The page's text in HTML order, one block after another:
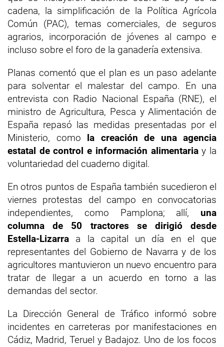
cadena, la simplificación de la Política Agrícola
Común (PAC), temas comerciales, de seguros
agrarios, incorporación de jóvenes al campo e
incluso sobre el foro de la ganadería extensiva.
Planas comentó que el plan es un paso adelante
para solventar el malestar del campo. En una
entrevista con Radio Nacional España (RNE), el
ministro de Agricultura, Pesca y Alimentación de
España repasó las medidas presentadas por el
Ministerio, como la creación de una agencia
estatal de control e información alimentariay la
voluntariedad del cuaderno digital.
En otros puntos de España también sucedieron el
viernes protestas del campo en convocatorias
independientes, como Pamplona; allí, una
columna de 50 tractores se dirigió desde
Estella-Lizarra a la capital un día en el que
representantes del Gobierno de Navarra y de los
agricultores mantuvieron un nuevo encuentro para
tratar de llegar a un acuerdo en torno a las
demandas del sector.
La Dirección General de Tráfico informó sobre
incidentes en carreteras por manifestaciones en
Cádiz, Madrid, Teruel y Badajoz. Uno de los focos